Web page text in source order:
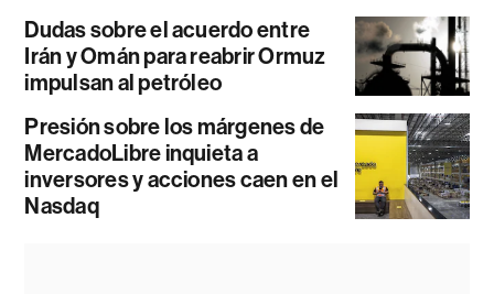
Dudas sobre el acuerdo entre
Irán y Omán para reabrir Ormuz
impulsan al petróleo
Presión sobre los márgenes de
MercadoLibre inquieta a
inversores y acciones caen en el
Nasdaq